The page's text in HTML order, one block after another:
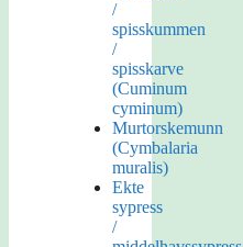
/
spisskummen
/
spisskarve
(Cuminum
cyminum)
Murtorskemunn
(Cymbalaria
muralis)
Ekte
sypress
/